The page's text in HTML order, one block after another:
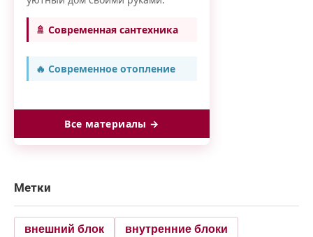
🚿 Современная сантехника
🔥 Современное отопление
Все материалы →
Метки
внешний блок внутренние блоки